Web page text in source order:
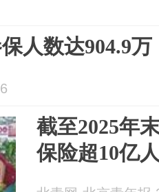
人数达904.9万
截至2025年
保险超10亿